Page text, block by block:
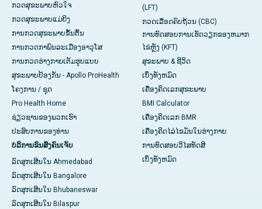
ກວດສຸຂະພາບຫົວໃຈ
ກວດສຸຂະພາບແມ່ຍິງ
ການກວດສຸຂະພາບຂັ້ນຕົ້ນ
ການກວດກາພົນລະເມືອງອາວຸໂສ
ການກວດຮ່າງກາຍເຕັມຮູບແບບ
ສຸຂະພາບປ້ອງກັນ - Apollo ProHealth
ໂຄງການ / ຊຸດ
Pro Health Home
ຊ່ຽວຊານຂອງພວກເຮົາ
ປະສົບການຂອງທ່ານ
ບໍລິການຂົນສົ່ງຄົນເຈັບ
ລົດສຸກເສີນໃນ Ahmedabad
ລົດສຸກເສີນໃນ Bangalore
ລົດສຸກເສີນໃນ Bhubaneswar
ລົດສຸກເສີນໃນ Bilaspur
(LFT)
ກວດເລືອດຄົບຖ້ວນ (CBC)
ການທົດສອບການເຮັດວຽກຂອງຫມາກ
ໄຂ່ຫຼັງ (KFT)
ສຸຂະພາບ & ຊີວິດ
ເບິ່ງທັງຫມົດ
ເຄື່ອງຄິດເລກສຸຂະພາບ
BMI Calculator
ເຄື່ອງຄິດເລກ BMR
ເຄື່ອງຄິດໄລ່ໄຂມັນໃນຮ່າງກາຍ
ການທົດສອບວິໄສທັດສີ
ເບິ່ງ​ທັງ​ຫມົດ